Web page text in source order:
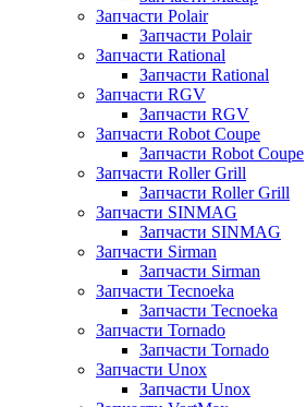
Запчасти Polair
Запчасти Polair
Запчасти Rational
Запчасти Rational
Запчасти RGV
Запчасти RGV
Запчасти Robot Coupe
Запчасти Robot Coupe
Запчасти Roller Grill
Запчасти Roller Grill
Запчасти SINMAG
Запчасти SINMAG
Запчасти Sirman
Запчасти Sirman
Запчасти Tecnoeka
Запчасти Tecnoeka
Запчасти Tornado
Запчасти Tornado
Запчасти Unox
Запчасти Unox